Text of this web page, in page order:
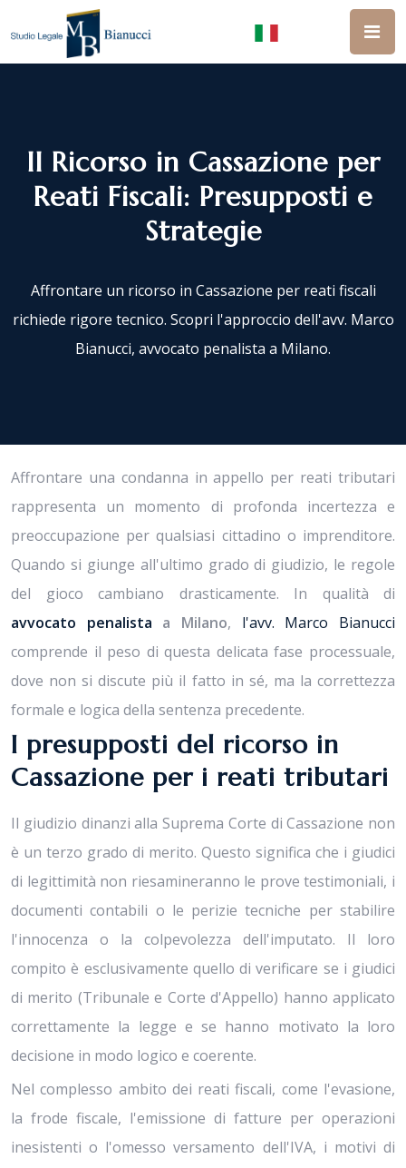
Il Ricorso in Cassazione per
Reati Fiscali: Presupposti e
Strategie
Affrontare un ricorso in Cassazione per reati fiscali
richiede rigore tecnico. Scopri l'approccio dell'avv. Marco
Bianucci, avvocato penalista a Milano.
Affrontare una condanna in appello per reati tributari
rappresenta un momento di profonda incertezza e
preoccupazione per qualsiasi cittadino o imprenditore.
Quando si giunge all'ultimo grado di giudizio, le regole
del gioco cambiano drasticamente. In qualità di
avvocato penalista a Milano, l'avv. Marco Bianucci
comprende il peso di questa delicata fase processuale,
dove non si discute più il fatto in sé, ma la correttezza
formale e logica della sentenza precedente.
I presupposti del ricorso in
Cassazione per i reati tributari
Il giudizio dinanzi alla Suprema Corte di Cassazione non
è un terzo grado di merito. Questo significa che i giudici
di legittimità non riesamineranno le prove testimoniali, i
documenti contabili o le perizie tecniche per stabilire
l'innocenza o la colpevolezza dell'imputato. Il loro
compito è esclusivamente quello di verificare se i giudici
di merito (Tribunale e Corte d'Appello) hanno applicato
correttamente la legge e se hanno motivato la loro
decisione in modo logico e coerente.
Nel complesso ambito dei reati fiscali, come l'evasione,
la frode fiscale, l'emissione di fatture per operazioni
inesistenti o l'omesso versamento dell'IVA, i motivi di